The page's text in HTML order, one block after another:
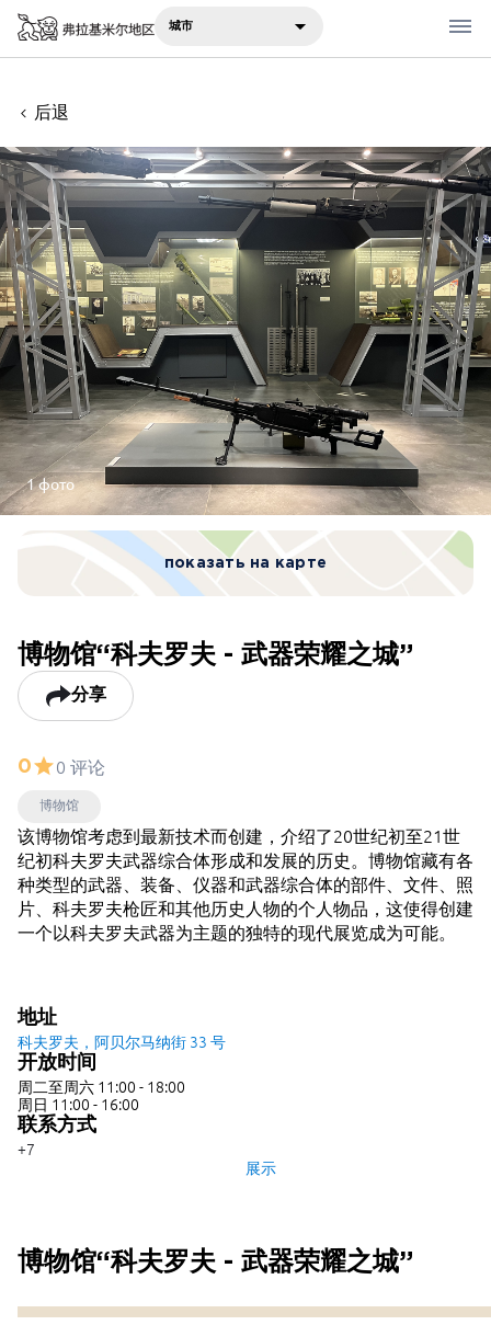
城市
在哪里住宿
建议
景点
旅行笔记
Русский
English
后退
1 фото
показать на карте
博物馆“科夫罗夫 - 武器荣耀之城”
分享
0 0 评论
博物馆
该博物馆考虑到最新技术而创建，介绍了20世纪初至21世
纪初科夫罗夫武器综合体形成和发展的历史。博物馆藏有各
种类型的武器、装备、仪器和武器综合体的部件、文件、照
片、科夫罗夫枪匠和其他历史人物的个人物品，这使得创建
一个以科夫罗夫武器为主题的独特的现代展览成为可能。
地址
科夫罗夫，阿贝尔马纳街 33 号
开放时间
周二至周六 11:00 - 18:00
周日 11:00 - 16:00
联系方式
+7
展示
博物馆“科夫罗夫 - 武器荣耀之城”